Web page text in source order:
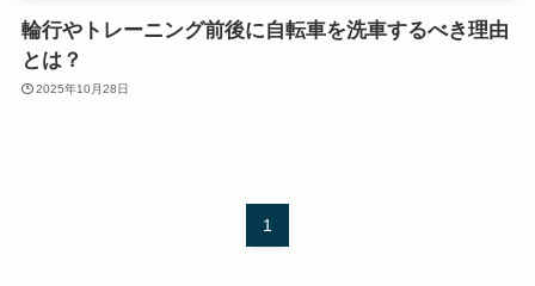
輪行やトレーニング前後に自転車を洗車するべき理由
とは？
2025年10月28日
1